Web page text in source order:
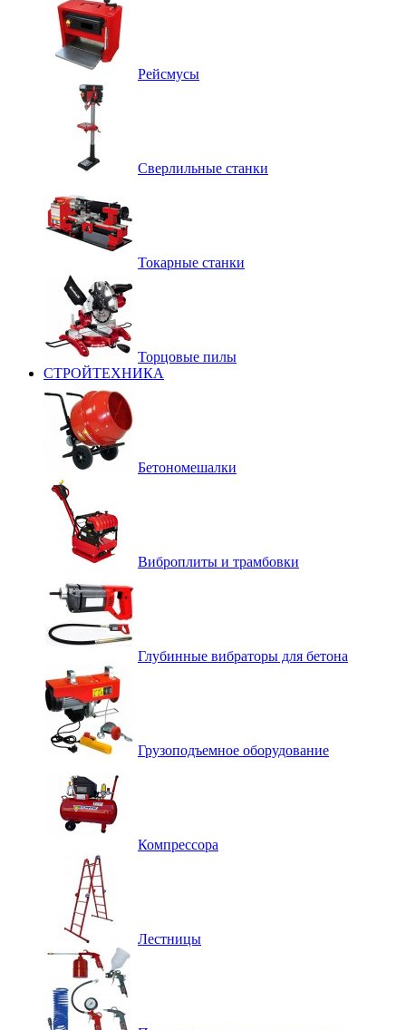
Рейсмусы
Сверлильные станки
Токарные станки
Торцовые пилы
СТРОЙТЕХНИКА
Бетономешалки
Виброплиты и трамбовки
Глубинные вибраторы для бетона
Грузоподъемное оборудование
Компрессора
Лестницы